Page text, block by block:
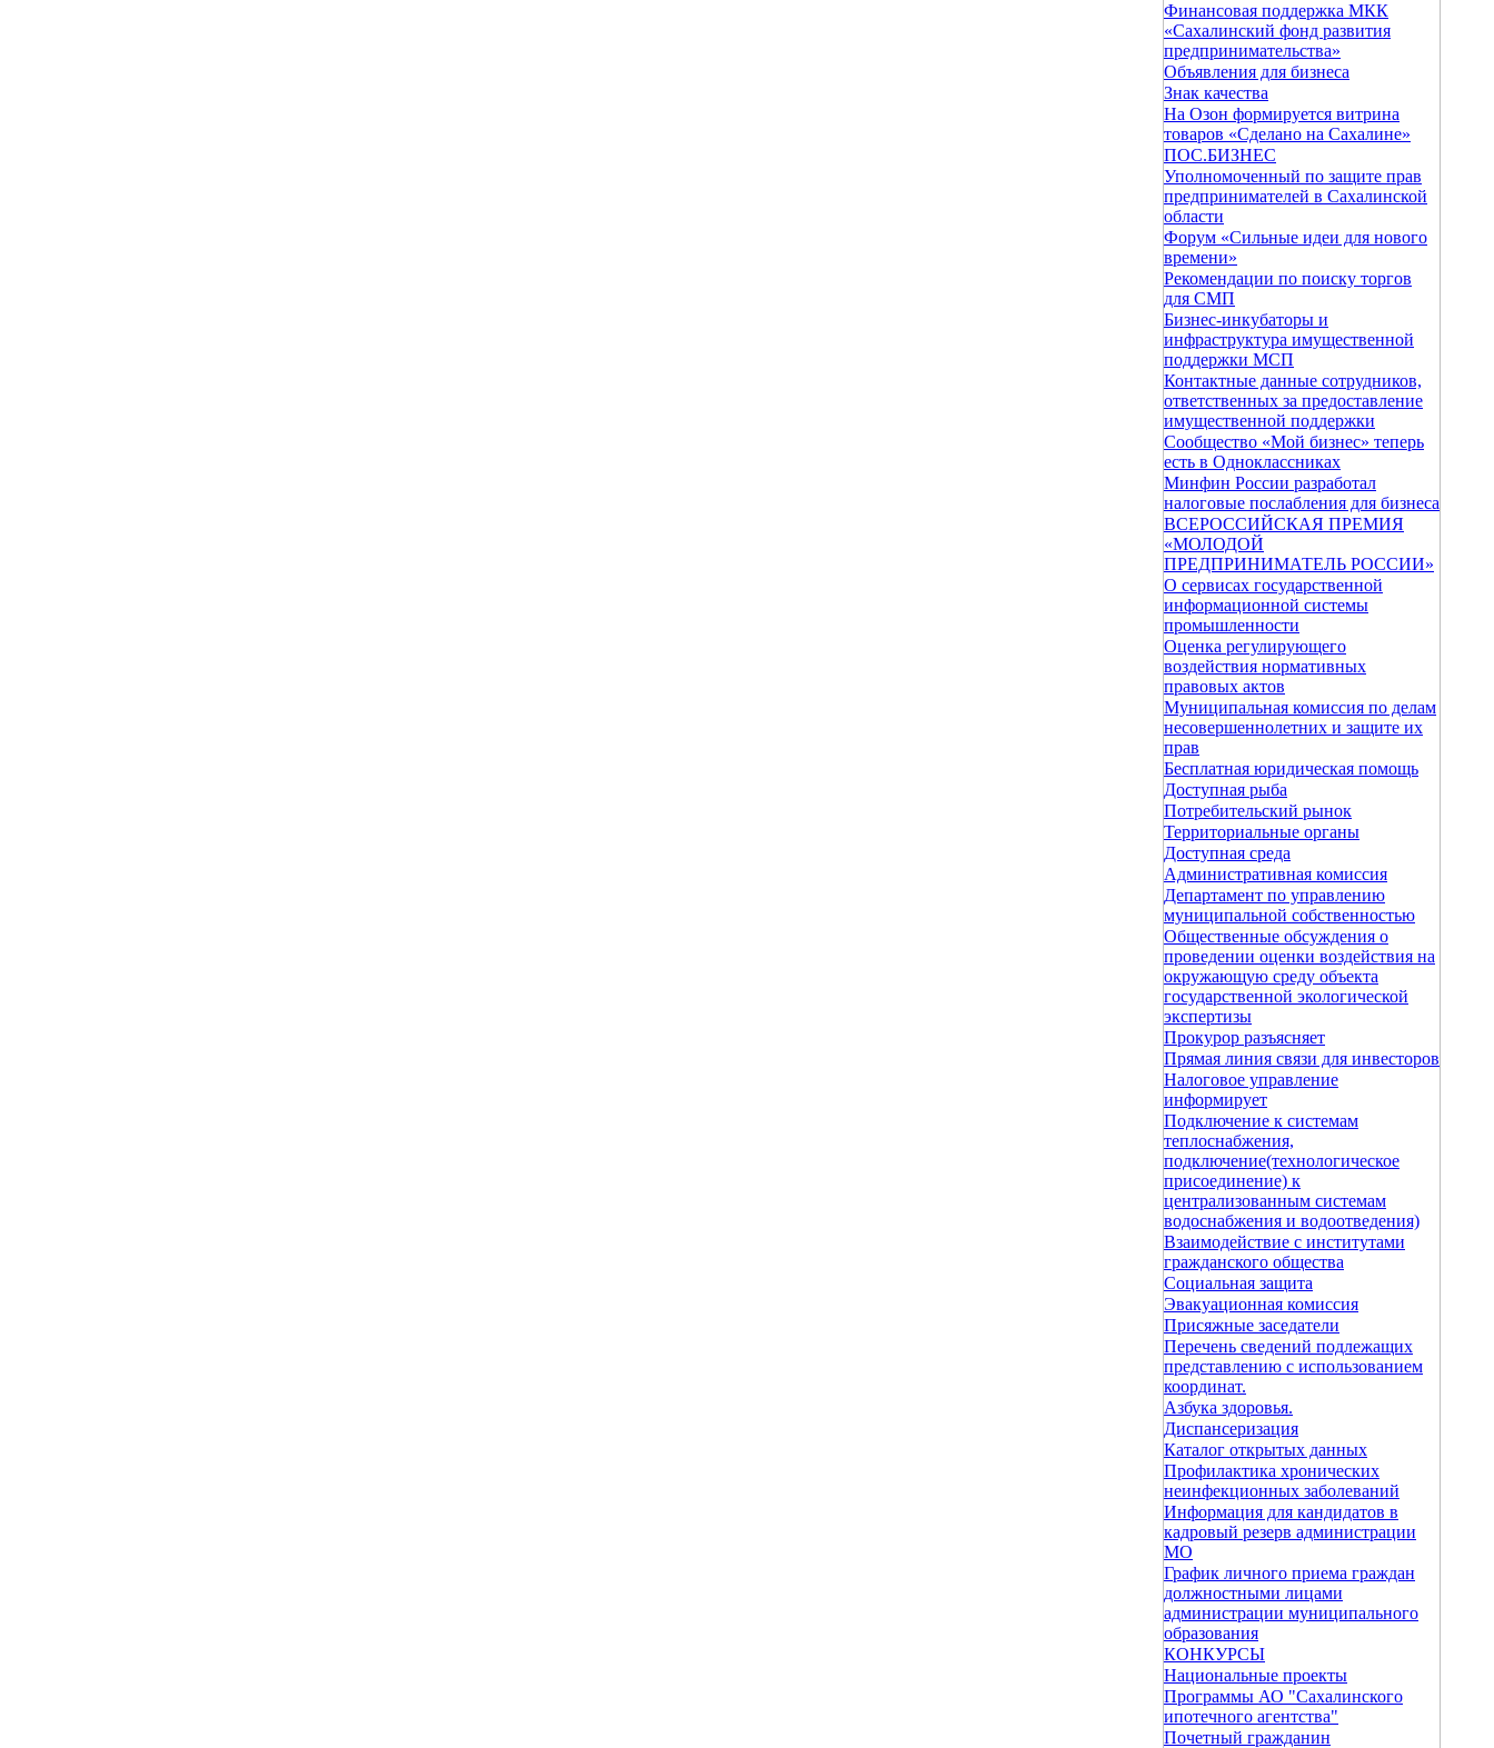
Финансовая поддержка МКК
«Сахалинский фонд развития
предпринимательства»
Объявления для бизнеса
Знак качества
На Oзон формируется витрина
товаров «Сделано на Сахалине»
ПОС.БИЗНЕС
Уполномоченный по защите прав
предпринимателей в Сахалинской
области
Форум «Сильные идеи для нового
времени»
Рекомендации по поиску торгов
для СМП
Бизнес-инкубаторы и
инфраструктура имущественной
поддержки МСП
Контактные данные сотрудников,
ответственных за предоставление
имущественной поддержки
Сообщество «Мой бизнес» теперь
есть в Одноклассниках
Минфин России разработал
налоговые послабления для бизнеса
ВСЕРОССИЙСКАЯ ПРЕМИЯ
«МОЛОДОЙ
ПРЕДПРИНИМАТЕЛЬ РОССИИ»
О сервисах государственной
информационной системы
промышленности
Оценка регулирующего
воздействия нормативных
правовых актов
Муниципальная комиссия по делам
несовершеннолетних и защите их
прав
Бесплатная юридическая помощь
Доступная рыба
Потребительский рынок
Территориальные органы
Доступная среда
Административная комиссия
Департамент по управлению
муниципальной собственностью
Общественные обсуждения о
проведении оценки воздействия на
окружающую среду объекта
государственной экологической
экспертизы
Прокурор разъясняет
Прямая линия связи для инвесторов
Налоговое управление
информирует
Подключение к системам
теплоснабжения,
подключение(технологическое
присоединение) к
централизованным системам
водоснабжения и водоотведения)
Взаимодействие с институтами
гражданского общества
Социальная защита
Эвакуационная комиссия
Присяжные заседатели
Перечень сведений подлежащих
представлению с использованием
координат.
Азбука здоровья.
Диспансеризация
Каталог открытых данных
Профилактика хронических
неинфекционных заболеваний
Информация для кандидатов в
кадровый резерв администрации
МО
График личного приема граждан
должностными лицами
администрации муниципального
образования
КОНКУРСЫ
Национальные проекты
Программы АО "Сахалинского
ипотечного агентства"
Почетный гражданин